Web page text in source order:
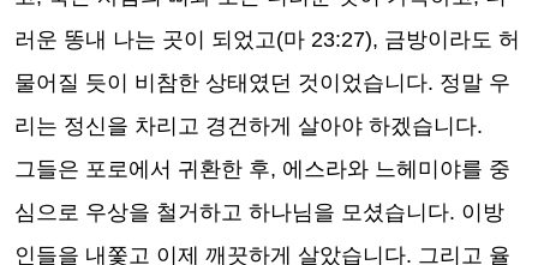
러운 똥내 나는 곳이 되었고(마 23:27), 금방이라도 허
물어질 듯이 비참한 상태였던 것이었습니다. 정말 우
리는 정신을 차리고 경건하게 살아야 하겠습니다.
그들은 포로에서 귀환한 후, 에스라와 느헤미야를 중
심으로 우상을 철거하고 하나님을 모셨습니다. 이방
인들을 내쫓고 이제 깨끗하게 살았습니다. 그리고 율